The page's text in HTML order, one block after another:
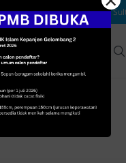
Islam